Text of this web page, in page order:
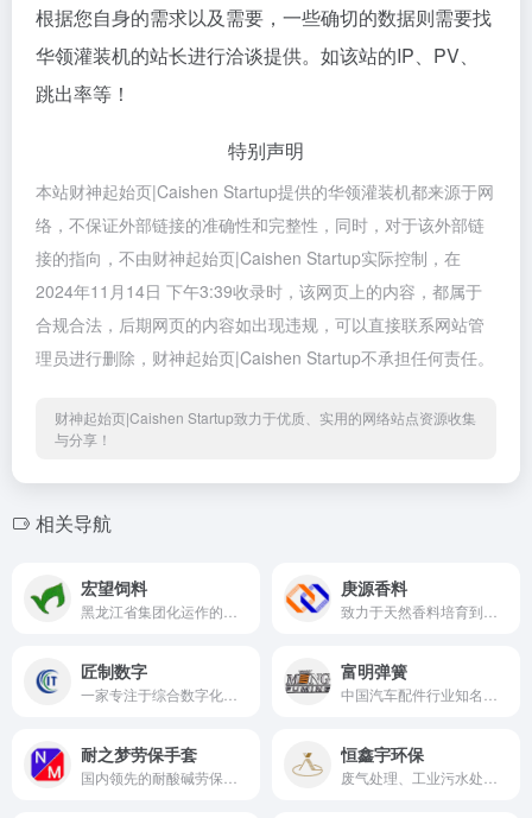
根据您自身的需求以及需要，一些确切的数据则需要找
华领灌装机的站长进行洽谈提供。如该站的IP、PV、
跳出率等！
特别声明
本站财神起始页|Caishen Startup提供的华领灌装机都来源于网
络，不保证外部链接的准确性和完整性，同时，对于该外部链
接的指向，不由财神起始页|Caishen Startup实际控制，在
2024年11月14日 下午3:39收录时，该网页上的内容，都属于
合规合法，后期网页的内容如出现违规，可以直接联系网站管
理员进行删除，财神起始页|Caishen Startup不承担任何责任。
财神起始页|Caishen Startup致力于优质、实用的网络站点资源收集
与分享！
相关导航
宏望饲料 庚源香料
匠制数字 富明弹簧
耐之梦劳保手套 恒鑫宇环保